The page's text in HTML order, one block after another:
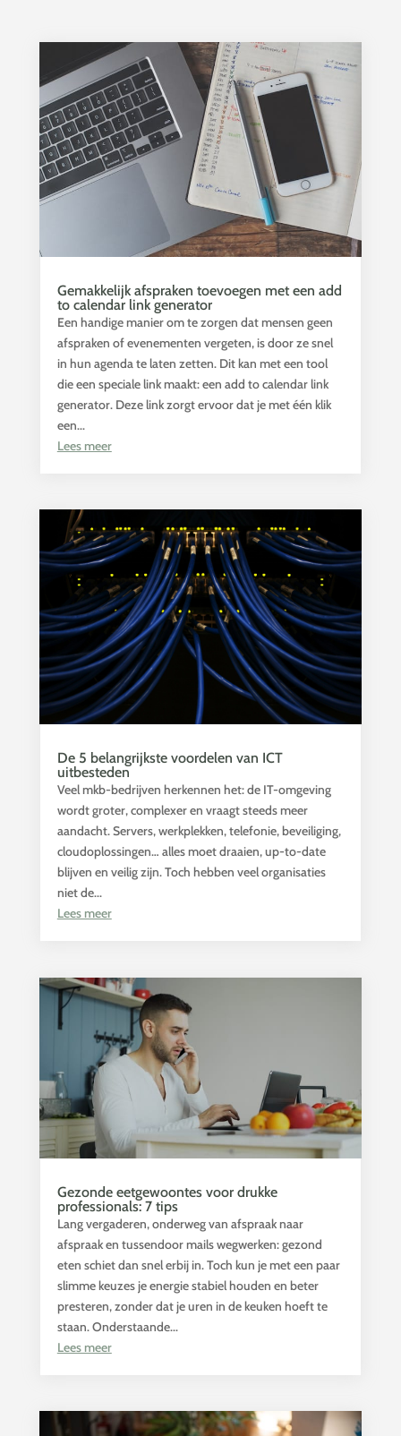
Gemakkelijk afspraken toevoegen met een add
to calendar link generator
Een handige manier om te zorgen dat mensen geen
afspraken of evenementen vergeten, is door ze snel
in hun agenda te laten zetten. Dit kan met een tool
die een speciale link maakt: een add to calendar link
generator. Deze link zorgt ervoor dat je met één klik
een...
Lees meer
De 5 belangrijkste voordelen van ICT
uitbesteden
Veel mkb-bedrijven herkennen het: de IT-omgeving
wordt groter, complexer en vraagt steeds meer
aandacht. Servers, werkplekken, telefonie, beveiliging,
cloudoplossingen… alles moet draaien, up-to-date
blijven en veilig zijn. Toch hebben veel organisaties
niet de...
Lees meer
Gezonde eetgewoontes voor drukke
professionals: 7 tips
Lang vergaderen, onderweg van afspraak naar
afspraak en tussendoor mails wegwerken: gezond
eten schiet dan snel erbij in. Toch kun je met een paar
slimme keuzes je energie stabiel houden en beter
presteren, zonder dat je uren in de keuken hoeft te
staan. Onderstaande...
Lees meer